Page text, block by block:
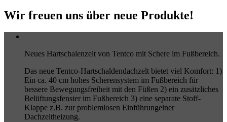
Wir freuen uns über neue Produkte!
Neues Hartschalenzelt von Tentco mit Schere im Fußbereich.
Das neue Tentco-Hartschaldendachzelt bietet viel Komfort: 1)
Ein ca. 40 cm hohes Scherensystem im Fußbereich für
bessere Bewegungsfreiheit mit den Füßen 2) ein zusätzliches
Belüftungsfenster im Fußbereich 3) eine separate Stoff-
Klappe z.B. zur problemlosen Einführungeiner
Dachzeltheizung.